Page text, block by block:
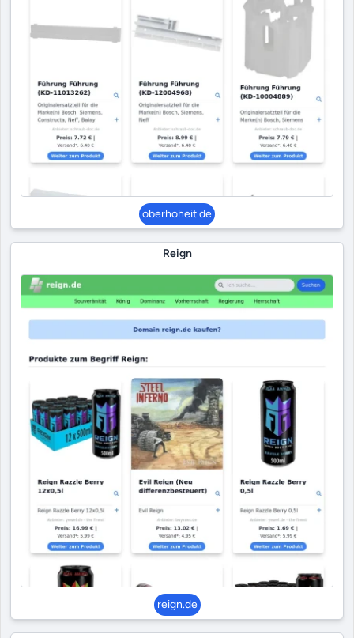
oberhoheit.de
Reign
reign.de